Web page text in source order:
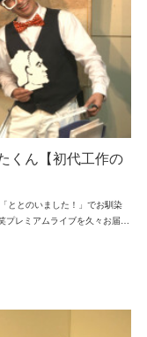
くん【初代工作の
とのいました！」でお馴染
プレミアムライブを久々お届…